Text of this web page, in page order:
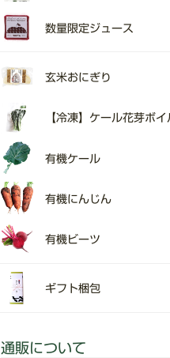
数量限定ジュース
玄米おにぎり
【冷凍】ケール花芽ボイ
有機ケール
有機にんじん
有機ビーツ
ギフト梱包
通販について